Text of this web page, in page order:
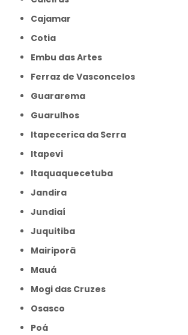
Cajamar
Cotia
Embu das Artes
Ferraz de Vasconcelos
Guararema
Guarulhos
Itapecerica da Serra
Itapevi
Itaquaquecetuba
Jandira
Jundiaí
Juquitiba
Mairiporã
Mauá
Mogi das Cruzes
Osasco
Poá